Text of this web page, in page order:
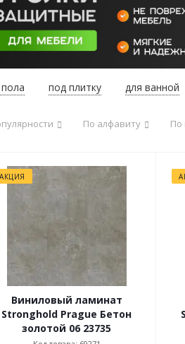
под плитку для ванной
По алфавиту По
АКЦИЯ
Виниловый ламинат
Stronghold Prague Бетон
золотой 06 23735